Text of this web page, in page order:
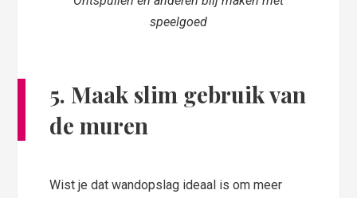
speelgoed
5. Maak slim gebruik van
de muren
Wist je dat wandopslag ideaal is om meer